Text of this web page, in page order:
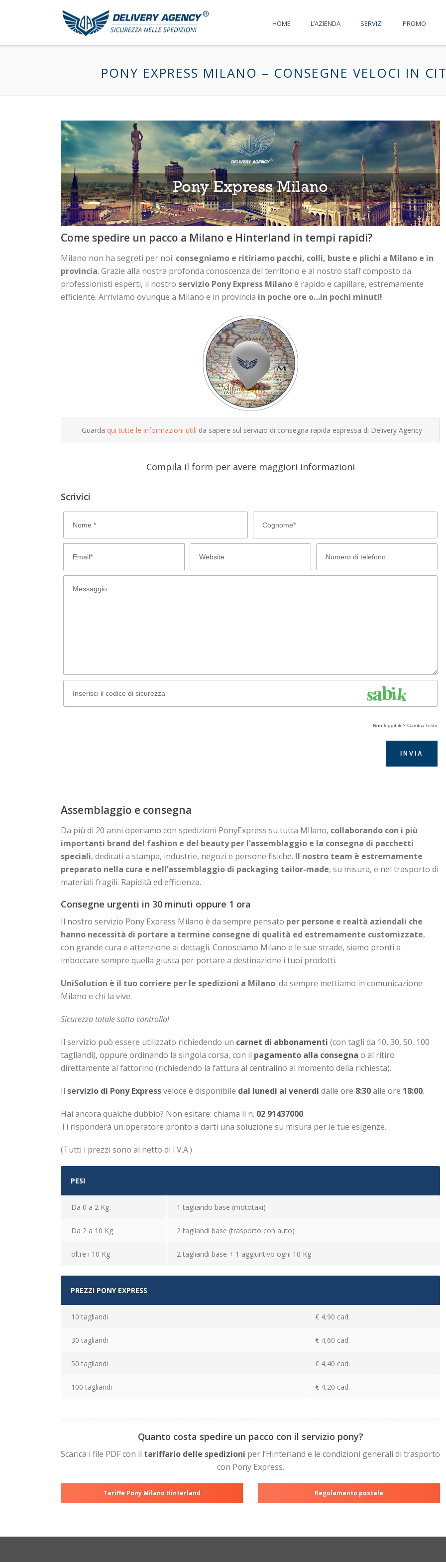
HOME L’AZIENDA SERVIZI PROMO
PONY EXPRESS MILANO – CONSEGNE VELOCI IN
Come spedire un pacco a Milano e Hinterland in tempi rapidi?
Milano non ha segreti per noi: consegniamo e ritiriamo pacchi, colli, buste e plichi a Milano e in
provincia. Grazie alla nostra profonda conoscenza del territorio e al nostro staff composto da
professionisti esperti, il nostro servizio Pony Express Milanoè rapido e capillare, estremamente
efficiente. Arriviamo ovunque a Milano e in provincia in poche ore o…in pochi minuti!
Guarda qui tutte le informazioni utili da sapere sul servizio di consegna rapida espressa di Delivery Agency
Compila il form per avere maggiori informazioni
Scrivici
Non leggibile? Cambia testo
INVIA
Assemblaggio e consegna
Da più di 20 anni operiamo con spedizioni PonyExpress su tutta MIlano, collaborando con i più
importanti brand del fashion e del beauty per l’assemblaggio e la consegna di pacchetti
speciali, dedicati a stampa, industrie, negozi e persone fisiche. Il nostro team è estremamente
preparato nella cura e nell’assemblaggio di packaging tailor-made, su misura, e nel trasporto di
materiali fragili. Rapidità ed efficienza.
Consegne urgenti in 30 minuti oppure 1 ora
Il nostro servizio Pony Express Milano è da sempre pensato per persone e realtà aziendali che
hanno necessità di portare a termine consegne di qualità ed estremamente customizzate,
con grande cura e attenzione ai dettagli. Conosciamo Milano e le sue strade, siamo pronti a
imboccare sempre quella giusta per portare a destinazione i tuoi prodotti.
UniSolution è il tuo corriere per le spedizioni a Milano: da sempre mettiamo in comunicazione
Milano e chi la vive.
Sicurezza totale sotto controllo!
Il servizio può essere utilizzato richiedendo un carnet di abbonamenti (con tagli da 10, 30, 50, 100
tagliandi), oppure ordinando la singola corsa, con il pagamento alla consegna o al ritiro
direttamente al fattorino (richiedendo la fattura al centralino al momento della richiesta).
Il servizio di Pony Expressveloce è disponibile dal lunedì al venerdì dalle ore 8:30alle ore 18:00.
Hai ancora qualche dubbio? Non esitare: chiama il n. 02 91437000.
Ti risponderà un operatore pronto a darti una soluzione su misura per le tue esigenze.
(Tutti i prezzi sono al netto di I.V.A.)
PESI
Da 0 a 2 Kg 1 tagliando base (mototaxi)
Da 2 a 10 Kg 2 tagliandi base (trasporto con auto)
oltre i 10 Kg 2 tagliandi base + 1 aggiuntivo ogni 10 Kg
PREZZI PONY EXPRESS
10 tagliandi € 4,90 cad.
30 tagliandi € 4,60 cad.
50 tagliandi € 4,40 cad.
100 tagliandi € 4,20 cad.
Quanto costa spedire un pacco con il servizio pony?
Scarica i file PDF con il tariffario delle spedizioni per l’Hinterland e le condizioni generali di trasporto
con Pony Express.
Tariffe Pony Milano Hinterland Regolamento postale